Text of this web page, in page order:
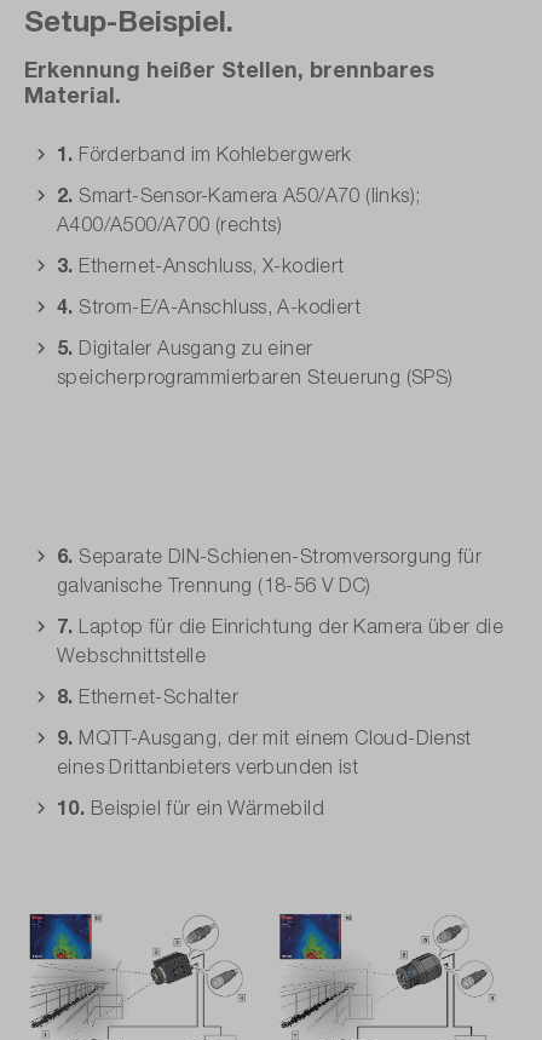
Setup-Beispiel.
Erkennung heißer Stellen, brennbares
Material.
1. Förderband im Kohlebergwerk
2. Smart-Sensor-Kamera A50/A70 (links);
A400/A500/A700 (rechts)
3. Ethernet-Anschluss, X-kodiert
4. Strom-E/A-Anschluss, A-kodiert
5. Digitaler Ausgang zu einer
speicherprogrammierbaren Steuerung (SPS)
6. Separate DIN-Schienen-Stromversorgung für
galvanische Trennung (18-56 V DC)
7. Laptop für die Einrichtung der Kamera über die
Webschnittstelle
8. Ethernet-Schalter
9. MQTT-Ausgang, der mit einem Cloud-Dienst
eines Drittanbieters verbunden ist
10. Beispiel für ein Wärmebild